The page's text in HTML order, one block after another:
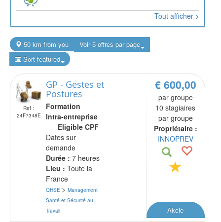
Tout afficher >
50 km from you
Voir 5 offres par page
Sort featured
Ref :
24F7348E
GP - Gestes et
Postures
Formation
Intra-entreprise
Eligible CPF
Dates sur
demande
Durée : 7 heures
Lieu : Toute la
France
QHSE > Management
Santé et Sécurité au
Travail
€ 600,00
par groupe
10 stagiaires
par groupe
Propriétaire :
INNOPREV
Akcie